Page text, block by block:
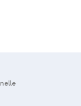
stylus